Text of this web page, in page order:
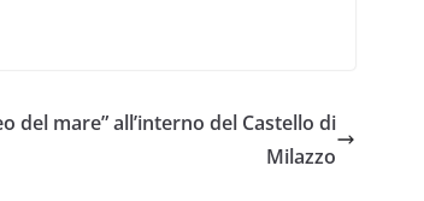
del mare” all’interno del Castello di
Milazzo